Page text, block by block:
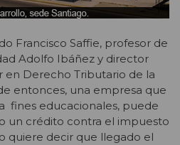
Francisco Saffie, profesor de
Adolfo Ibáñez y director
en Derecho Tributario de la
entonces, una empresa que
fines educacionales, puede
un crédito contra el impuesto
quiere decir que llegado el